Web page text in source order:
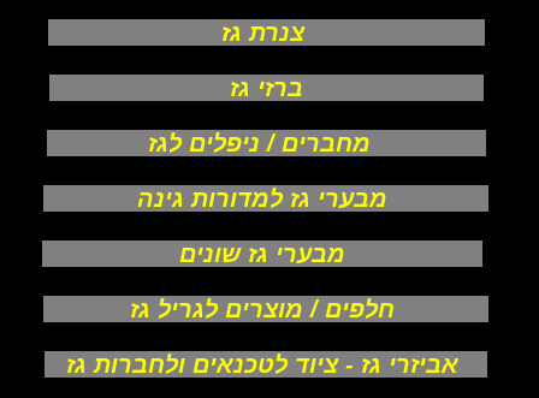
צנרת גז
ברזי גז
מחברים / ניפלים לגז
מבערי גז למדורות גינה
מבערי גז שונים
חלפים / מוצרים לגריל גז
אביזרי גז - ציוד לטכנאים ולחברות גז